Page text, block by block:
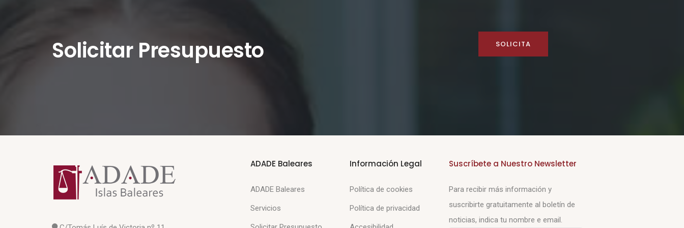
Solicitar Presupuesto SOLICITA
ADADE Baleares
ADADE Baleares
Servicios
Información Legal
Política de cookies
Política de privacidad
Suscríbete a Nuestro Newsletter
Para recibir más información y
suscribirte gratuitamente al boletín de
noticias, indica tu nombre e email.